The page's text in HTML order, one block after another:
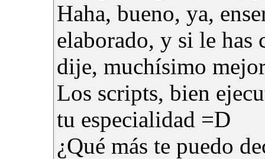
Haha, bueno, ya,
elaborado, y si le has
dije, muchísimo
Los scripts, bien
tu especialidad =D
¿Qué más te puedo